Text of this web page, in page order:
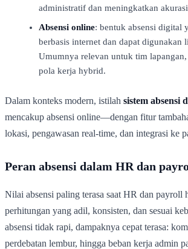
administratif dan meningkatkan
Absensi online: bentuk absensi digital
berbasis internet dan dapat digunakan
Umumnya relevan untuk tim
pola kerja hybrid.
Dalam konteks modern, istilah sistem absensi
mencakup absensi online—dengan fitur
lokasi, pengawasan real-time, dan integrasi ke
Peran absensi dalam HR dan
Nilai absensi paling terasa saat HR dan payroll
perhitungan yang adil, konsisten, dan sesuai
absensi tidak rapi, dampaknya cepat terasa:
perdebatan lembur, hingga beban kerja admin